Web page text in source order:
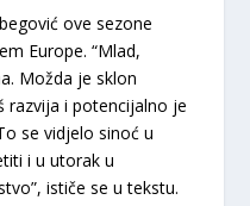
ove sezone
Europe. “Mlad,
Možda je sklon
razvija i potencijalno je
se vidjelo sinoć u
i u utorak u
ističe se u tekstu.